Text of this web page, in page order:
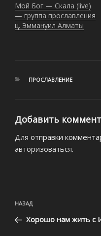
Мой Бог — Скала (live)
— группа прославления
ц. Эммануил Алматы
РУБРИКИ
ПРОСЛАВЛЕНИЕ
Добавить
Для отправки
авторизоваться.
по
записям
Предыдущая
запись:
НАЗАД
Хорошо нам жить с